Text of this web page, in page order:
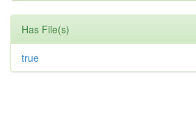
Has File(s)
true